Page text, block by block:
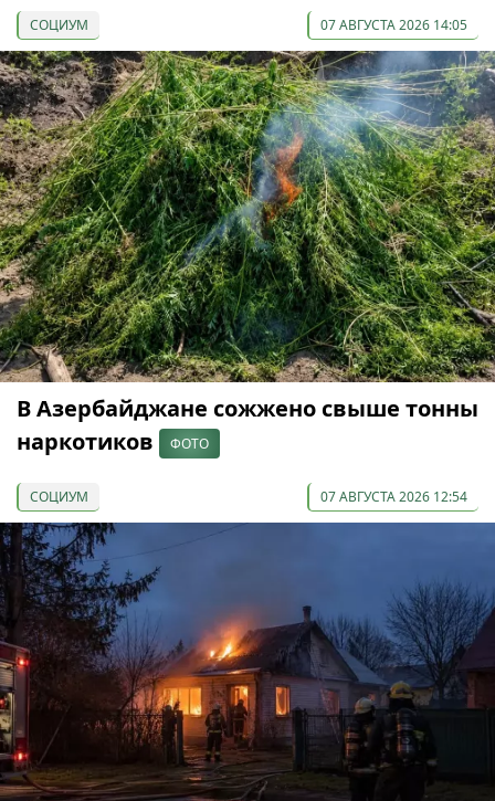
СОЦИУМ 07 АВГУСТА 2026 14:05
В Азербайджане сожжено свыше тонны
наркотиков
ФОТО
СОЦИУМ 07 АВГУСТА 2026 12:54